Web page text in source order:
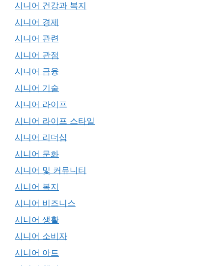
시니어 건강과 복지
시니어 경제
시니어 관련
시니어 관점
시니어 금융
시니어 기술
시니어 라이프
시니어 라이프 스타일
시니어 리더십
시니어 문화
시니어 및 커뮤니티
시니어 복지
시니어 비즈니스
시니어 생활
시니어 소비자
시니어 아트